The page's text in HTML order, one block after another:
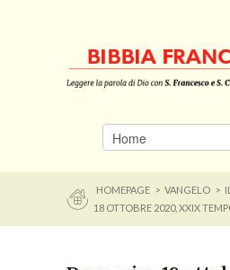
HOMEPAGE > VANGELO >
18 OTTOBRE 2020, XXIX